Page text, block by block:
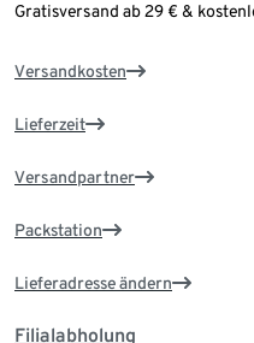
Gratisversand ab 29 € &
Versandkosten
Lieferzeit
Versandpartner
Packstation
Lieferadresse ändern
Filialabholung